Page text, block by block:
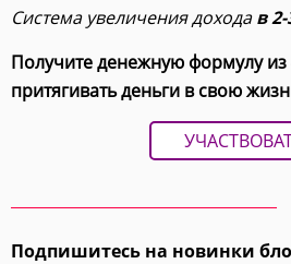
Система увеличения доходав
Получите денежную формулу
притягивать деньги в свою
Подпишитесь на новинки